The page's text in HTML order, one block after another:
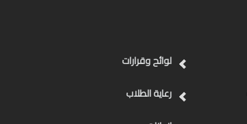
لوائح وقرارات
رعاية الطلاب